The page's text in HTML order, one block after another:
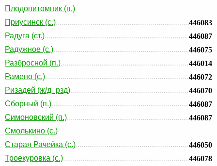
Плодопитомник (п.)
Приусинск (с.)
446083
Радуга (ст.)
446087
Радужное (с.)
446075
Разбросной (п.)
446014
Рамено (с.)
446072
Ризадей (ж/д_рзд)
446070
Сборный (п.)
446087
Симоновский (п.)
446087
Смолькино (с.)
Старая Рачейка (с.)
446050
Троекуровка (с.)
446078